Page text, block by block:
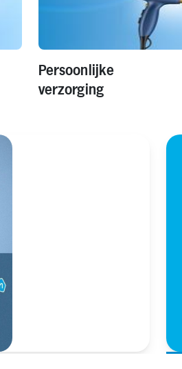
Persoonlijke
verzorging